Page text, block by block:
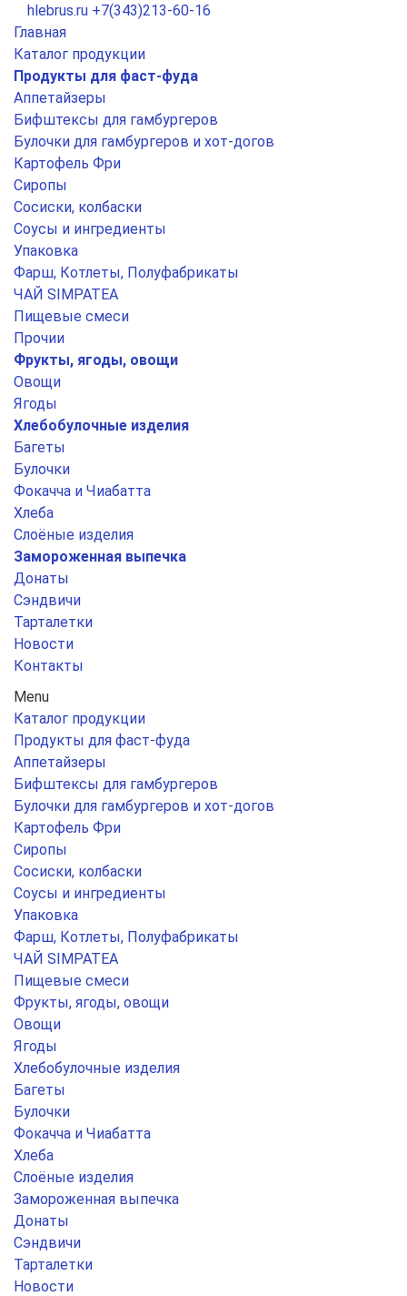
hlebrus.ru +7(343)213-60-16
Главная
Каталог продукции
Продукты для фаст-фуда
Аппетайзеры
Бифштексы для гамбургеров
Булочки для гамбургеров и хот-догов
Картофель Фри
Сиропы
Сосиски, колбаски
Соусы и ингредиенты
Упаковка
Фарш, Котлеты, Полуфабрикаты
ЧАЙ SIMPATEA
Пищевые смеси
Прочии
Фрукты, ягоды, овощи
Овощи
Ягоды
Хлебобулочные изделия
Багеты
Булочки
Фокачча и Чиабатта
Хлеба
Слоёные изделия
Замороженная выпечка
Донаты
Сэндвичи
Тарталетки
Новости
Контакты
Menu
Каталог продукции
Продукты для фаст-фуда
Аппетайзеры
Бифштексы для гамбургеров
Булочки для гамбургеров и хот-догов
Картофель Фри
Сиропы
Сосиски, колбаски
Соусы и ингредиенты
Упаковка
Фарш, Котлеты, Полуфабрикаты
ЧАЙ SIMPATEA
Пищевые смеси
Фрукты, ягоды, овощи
Овощи
Ягоды
Хлебобулочные изделия
Багеты
Булочки
Фокачча и Чиабатта
Хлеба
Слоёные изделия
Замороженная выпечка
Донаты
Сэндвичи
Тарталетки
Новости